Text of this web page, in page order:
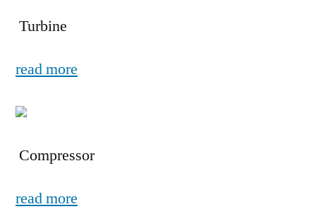
Turbine
read more
Compressor
read more